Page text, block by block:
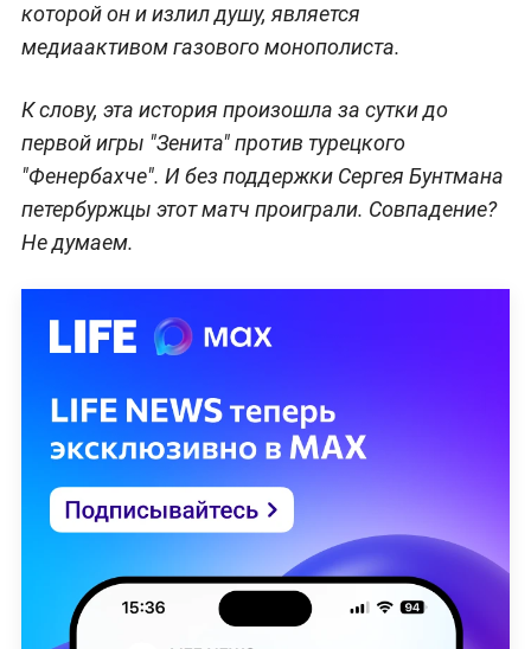
которой он и излил душу, является
медиаактивом газового монополиста.
К слову, эта история произошла за сутки до
первой игры "Зенита" против турецкого
"Фенербахче". И без поддержки Сергея Бунтмана
петербуржцы этот матч проиграли. Совпадение?
Не думаем.